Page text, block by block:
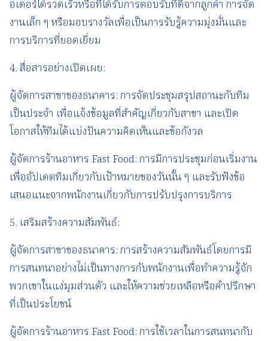
อเดอร์ได้รวดเร็วหรือที่ได้รับการตอบรับที่ดีจากลูกค้า การจัด
งานเล็ก ๆ หรือมอบรางวัลเพื่อเป็นการรับรู้ความมุ่งมั่นและ
การบริการที่ยอดเยี่ยม
4. สื่อสารอย่างเปิดเผย:
ผู้จัดการสาขาของธนาคาร: การจัดประชุมสรุปสถานะกับทีม
เป็นประจำ เพื่อแจ้งข้อมูลที่สำคัญเกี่ยวกับสาขา และเปิด
โอกาสให้ทีมได้แบ่งปันความคิดเห็นและข้อกังวล
ผู้จัดการร้านอาหาร Fast Food: การมีการประชุมก่อนเริ่มงาน
เพื่ออัปเดตทีมเกี่ยวกับเป้าหมายของวันนั้น ๆ และรับฟังข้อ
เสนอแนะจากพนักงานเกี่ยวกับการปรับปรุงการบริการ
5. เสริมสร้างความสัมพันธ์:
ผู้จัดการสาขาของธนาคาร: การสร้างความสัมพันธ์โดยการมี
การสนทนาอย่างไม่เป็นทางการกับพนักงานเพื่อทำความรู้จัก
พวกเขาในแง่มุมส่วนตัว และให้ความช่วยเหลือหรือคำปรึกษา
ที่เป็นประโยชน์
ผู้จัดการร้านอาหาร Fast Food: การใช้เวลาในการสนทนากับ